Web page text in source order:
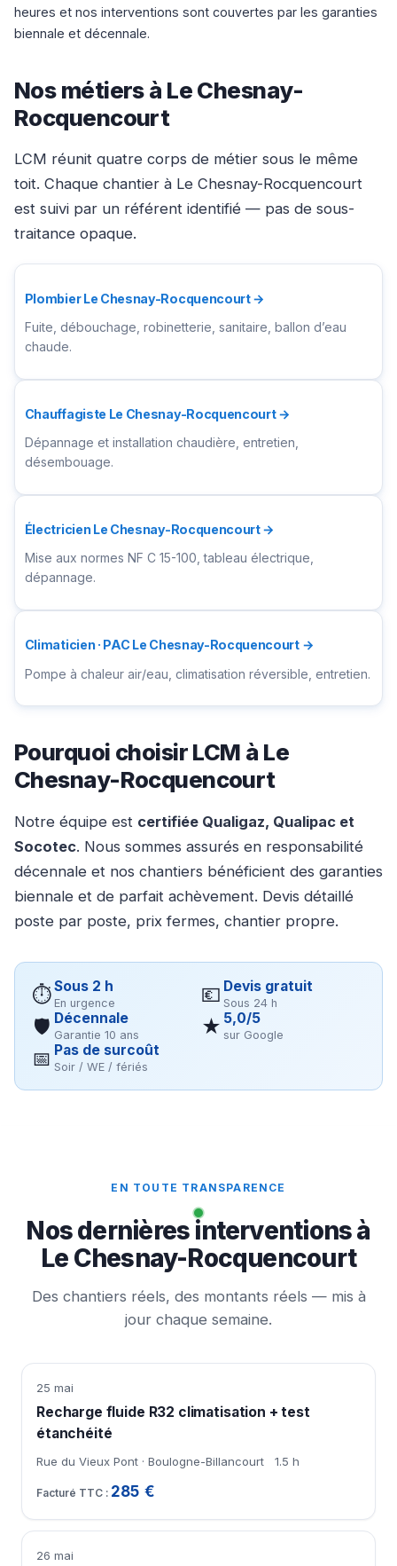
heures et nos interventions sont couvertes par les garanties
biennale et décennale.
Nos métiers à Le Chesnay-
Rocquencourt
LCM réunit quatre corps de métier sous le même
toit. Chaque chantier à Le Chesnay-Rocquencourt
est suivi par un référent identifié — pas de sous-
traitance opaque.
Plombier Le Chesnay-Rocquencourt →
Fuite, débouchage, robinetterie, sanitaire, ballon d’eau
chaude.
Chauffagiste Le Chesnay-Rocquencourt →
Dépannage et installation chaudière, entretien,
désembouage.
Électricien Le Chesnay-Rocquencourt →
Mise aux normes NF C 15-100, tableau électrique,
dépannage.
Climaticien · PAC Le Chesnay-Rocquencourt →
Pompe à chaleur air/eau, climatisation réversible, entretien.
Pourquoi choisir LCM à Le
Chesnay-Rocquencourt
Notre équipe est certifiée Qualigaz, Qualipac et
Socotec. Nous sommes assurés en responsabilité
décennale et nos chantiers bénéficient des garanties
biennale et de parfait achèvement. Devis détaillé
poste par poste, prix fermes, chantier propre.
⏱Sous 2 h
En urgence 💶 Devis gratuit
Sous 24 h
🛡 Décennale
Garantie 10 ans ★ 5,0/5
sur Google
📅 Pas de surcoût
Soir / WE / fériés
EN TOUTE TRANSPARENCE
Nos dernières interventions à
Le Chesnay-Rocquencourt
Des chantiers réels, des montants réels — mis à
jour chaque semaine.
25 mai
Recharge fluide R32 climatisation + test
étanchéité
Rue du Vieux Pont · Boulogne-Billancourt 1.5 h
285 €
26 mai